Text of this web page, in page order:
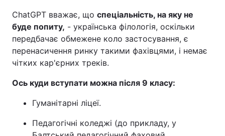
ChatGPT вважає, що спеціальність, на яку не
буде попиту, - українська філологія, оскільки
передбачає обмежене коло застосування, є
перенасичення ринку такими фахівцями, і немає
чітких кар'єрних треків.
Ось куди вступати можна після 9 класу:
Гуманітарні ліцеї.
Педагогічні коледжі (до прикладу, у